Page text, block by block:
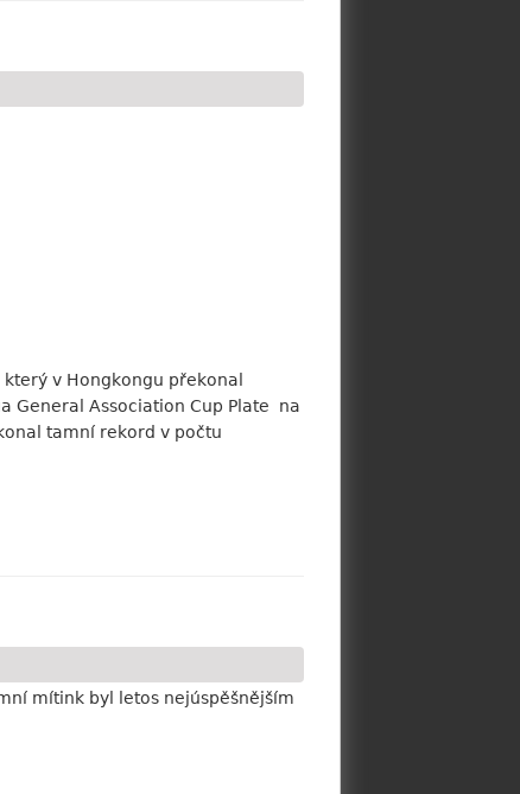
v Hongkongu překonal
General Association Cup Plate na
tamní rekord v počtu
mítink byl letos nejúspěšnějším